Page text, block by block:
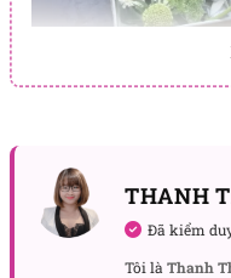
Đọc ngay:
Hoa tặng sinh nhật
Hoa sinh nhật bạn gái
THANH
Đã kiểm
Tôi là Thanh